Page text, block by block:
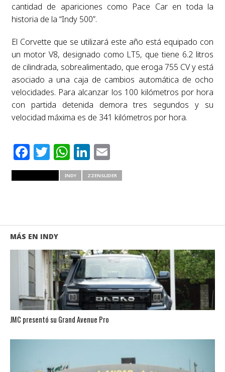
cantidad de apariciones como Pace Car en toda la
historia de la “Indy 500”.
El Corvette que se utilizará este año está equipado con
un motor V8, designado como LT5, que tiene 6.2 litros
de cilindrada, sobrealimentado, que eroga 755 CV y está
asociado a una caja de cambios automática de ocho
velocidades. Para alcanzar los 100 kilómetros por hora
con partida detenida demora tres segundos y su
velocidad máxima es de 341 kilómetros por hora.
Facebook
Twitter
WhatsApp
LinkedIn
Email
INDY ZZENSLIDER
MÁS EN INDY
JMC presentó su Grand Avenue Pro